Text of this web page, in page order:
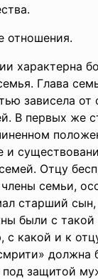
отношения.
характерна
Глава
зависела от
В первых же
Отцу
семьи,
старший сын,
были с
с какой и к
должна
под защитой